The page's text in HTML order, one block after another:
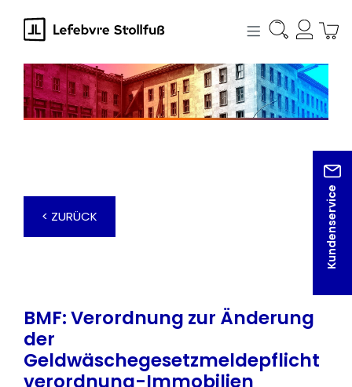
springen
Kundenservice
< ZURÜCK
BMF: Verordnung zur Änderung
der
Geldwäschegesetzmeldepflicht
verordnung-Immobilien